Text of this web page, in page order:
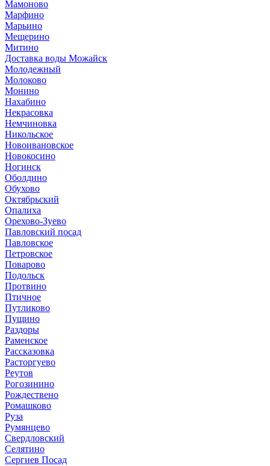
Мамоново
Марфино
Марьино
Мещерино
Митино
Доставка воды Можайск
Молодежный
Молоково
Монино
Нахабино
Некрасовка
Немчиновка
Никольское
Новоивановское
Новокосино
Ногинск
Оболдино
Обухово
Октябрьский
Опалиха
Орехово-Зуево
Павловский посад
Павловское
Петровское
Поварово
Подольск
Протвино
Птичное
Путликово
Пущино
Раздоры
Раменское
Рассказовка
Расторгуево
Реутов
Рогозинино
Рождествено
Ромашково
Руза
Румянцево
Свердловский
Селятино
Сергиев Посад